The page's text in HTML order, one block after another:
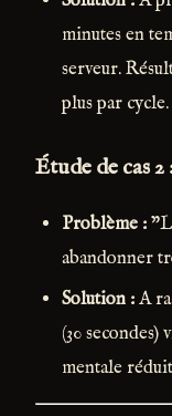
minutes en
serveur.
plus par cycle.
Étude de cas
Problème :
abandonner
Solution :A
(30 secondes)
mentale